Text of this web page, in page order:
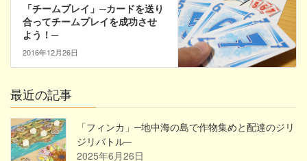
「チームプレイ」─カードを送り
合ってチームプレイを成功させ
よう！─
2016年12月26日
最近の記事
「フィンカ」─地中海の島で作物集めと配達のジリ
ジリバトル─
2025年6月26日